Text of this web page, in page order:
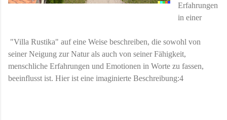
Erfahrungen
in einer
"Villa Rustika" auf eine Weise beschreiben, die sowohl von
seiner Neigung zur Natur als auch von seiner Fähigkeit,
menschliche Erfahrungen und Emotionen in Worte zu fassen,
beeinflusst ist. Hier ist eine imaginierte Beschreibung:4